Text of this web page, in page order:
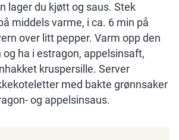
lager du kjøtt og saus. Stek
middels varme, i ca. 6 min på
over litt pepper. Varm opp den
og ha i estragon, appelsinsaft,
kruspersille. Server
med bakte grønnsaker
og appelsinsaus.